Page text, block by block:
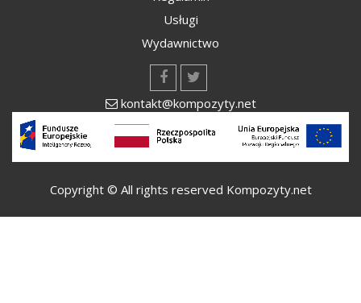
Usługi
Wydawnictwo
kontakt@kompozyty.net
Copyright © All rights reserved Kompozyty.net